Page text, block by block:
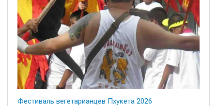
Фестиваль вегетарианцев Пхукета 2026